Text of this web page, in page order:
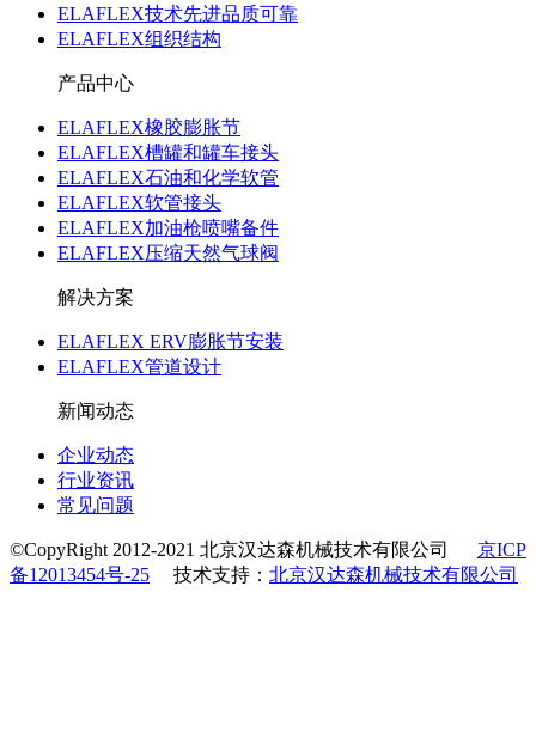
ELAFLEX技术先进品质可靠
ELAFLEX组织结构
产品中心
ELAFLEX橡胶膨胀节
ELAFLEX槽罐和罐车接头
ELAFLEX石油和化学软管
ELAFLEX软管接头
ELAFLEX加油枪喷嘴备件
ELAFLEX压缩天然气球阀
解决方案
ELAFLEX ERV膨胀节安装
ELAFLEX管道设计
新闻动态
企业动态
行业资讯
常见问题
©CopyRight 2012-2021 北京汉达森机械技术有限公司 京ICP
备12013454号-25 技术支持： 北京汉达森机械技术有限公司